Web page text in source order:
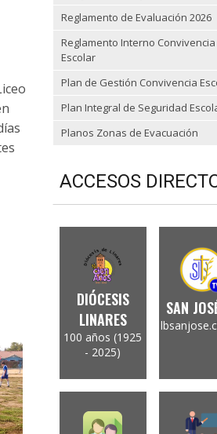
Reglamento de Evaluación 2026
Reglamento Interno Convivencia
Escolar
Plan de Gestión Convivencia
Plan Integral de Seguridad
Planos Zonas de Evacuación
ACCESOS
DIÓCESIS
LINARES
100 años (1925
- 2025)
SAN